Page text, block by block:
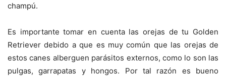
champú.
Es importante tomar en cuenta las orejas de tu Golden
Retriever debido a que es muy común que las orejas de
estos canes alberguen parásitos externos, como lo son las
pulgas, garrapatas y hongos. Por tal razón es bueno